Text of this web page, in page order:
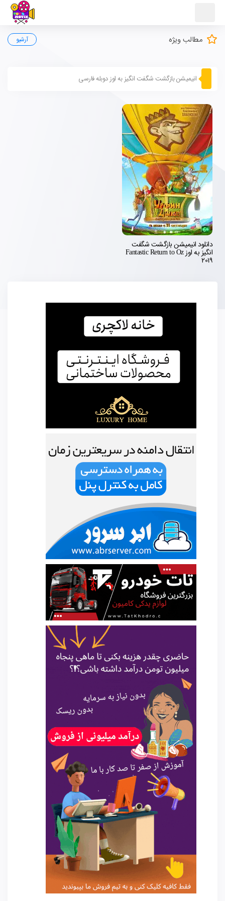
مطالب ویژه آرشیو
انیمیشن بازگشت شگفت انگیز به اوز دوبله فارسی
دانلود انیمیشن بازگشت شگفت
انگیز به اوز Fantastic Return to Oz
2019